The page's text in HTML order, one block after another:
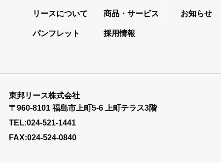
リースについて 商品・サービス お知らせ
パンフレット 採用情報
東邦リース株式会社
〒960-8101 福島市上町5-6 上町テラス3階
TEL:024-521-1441
FAX:024-524-0840